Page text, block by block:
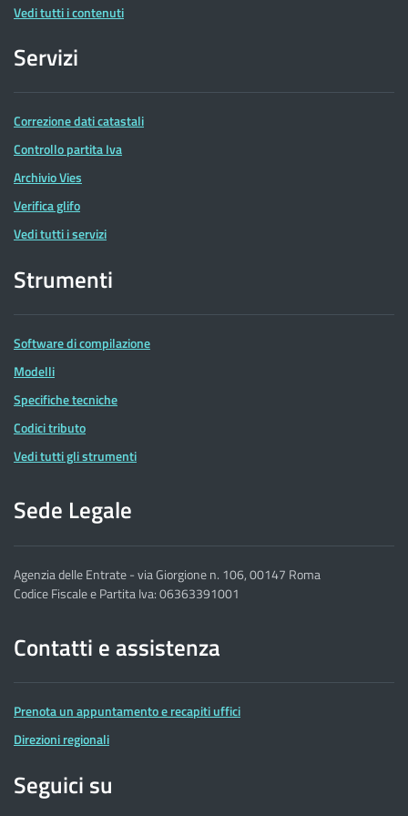
Vedi tutti i contenuti
Servizi
Correzione dati catastali
Controllo partita Iva
Archivio Vies
Verifica glifo
Vedi tutti i servizi
Strumenti
Software di compilazione
Modelli
Specifiche tecniche
Codici tributo
Vedi tutti gli strumenti
Sede Legale
Agenzia delle Entrate - via Giorgione n. 106, 00147 Roma
Codice Fiscale e Partita Iva: 06363391001
Contatti e assistenza
Prenota un appuntamento e recapiti uffici
Direzioni regionali
Seguici su